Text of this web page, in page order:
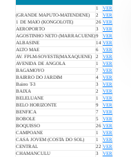
1
VER
(GRANDE MAPUTO-MATENDENE)
2
VER
1 DE MAIO (KONGOLOTE)
26 VER
AEROPORTO
3
VER
AGOSTINHO NETO (MARRACUENE)9
VER
ALBASINE
14 VER
ALTO MAE
6
VER
AV. FPLM-SOVESTE(MAXAQUENE)
2
VER
AVENIDA DE ANGOLA
1
VER
BAGAMOYO
7
VER
BAIRRO DO JARDIM
4
VER
Bairro T-3
3
VER
BAIXA
2
VER
BELELUANE
1
VER
BELO HORIZONTE
9
VER
BENFICA
7
VER
BOBOLE
5
VER
BOQUISSO
26 VER
CAMPOANE
1
VER
CASA JOVEM (COSTA DO SOL)
1
VER
CENTRAL
22 VER
CHAMANCULU
3
VER